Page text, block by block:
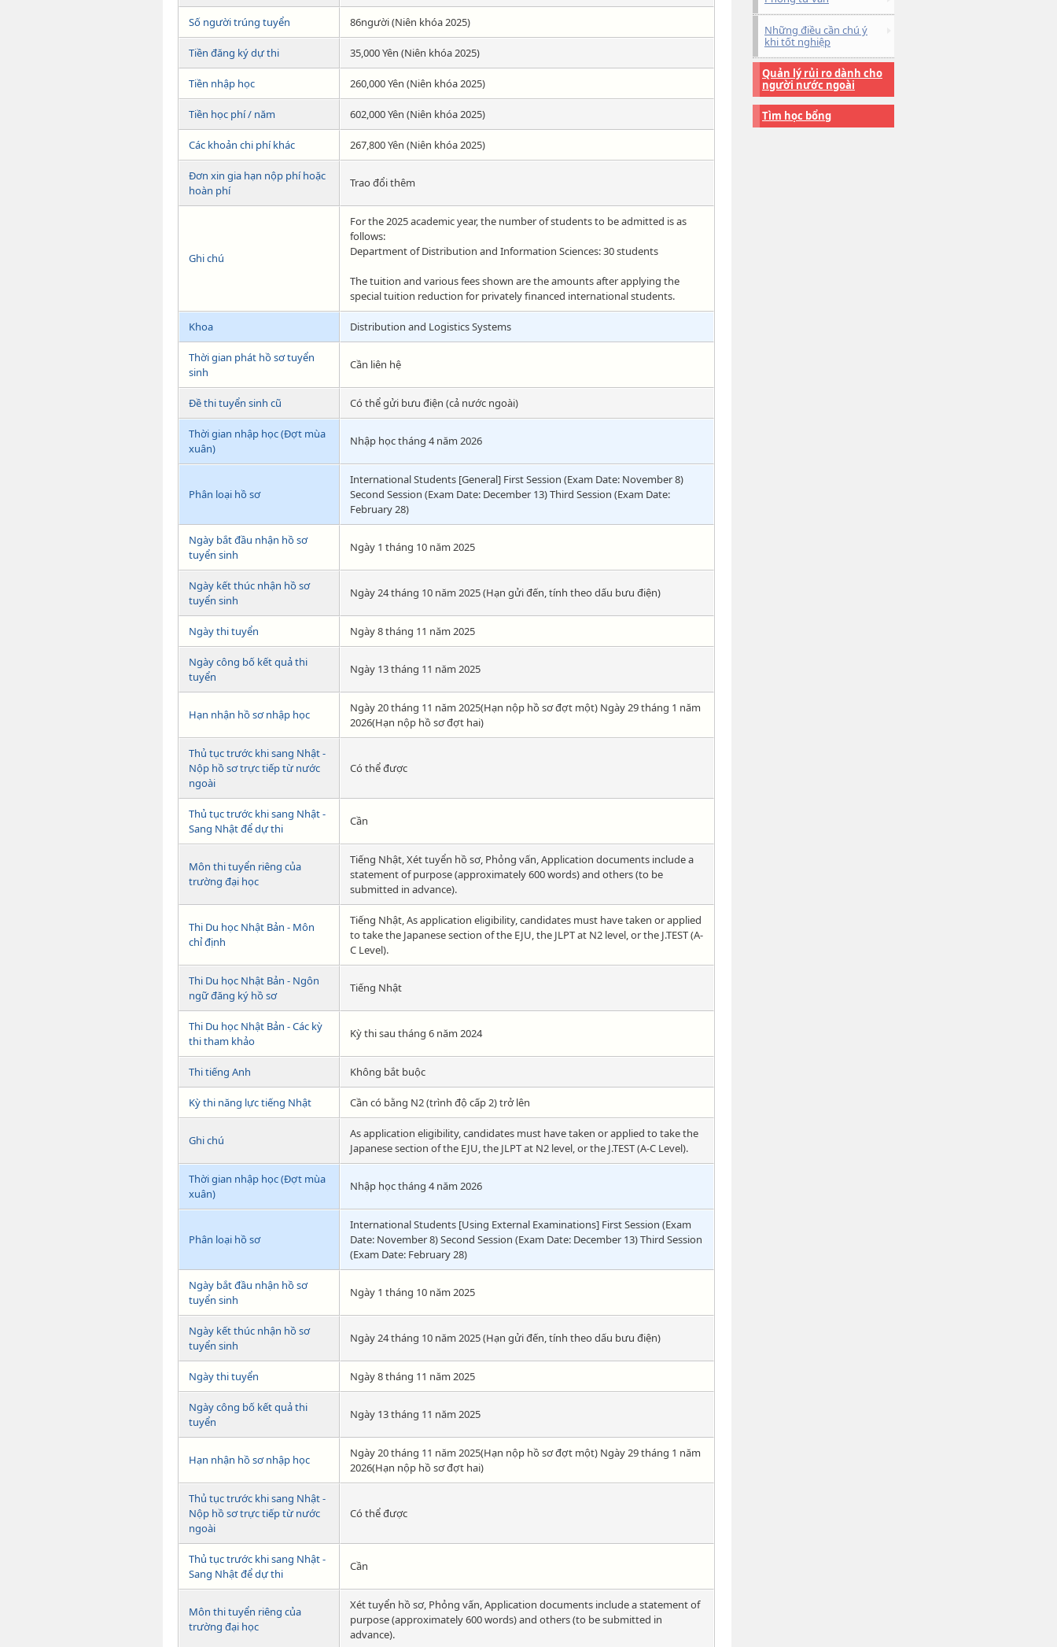
Số người trúng tuyển 86người (Niên khóa 2025)
Tiền đăng ký dự thi 35,000 Yên (Niên khóa 2025)
Tiền nhập học 260,000 Yên (Niên khóa 2025)
Tiền học phí / năm 602,000 Yên (Niên khóa 2025)
Các khoản chi phí khác 267,800 Yên (Niên khóa 2025)
Đơn xin gia hạn nộp phí hoặc
hoàn phí
Trao đổi thêm
Ghi chú
For the 2025 academic year, the number of students to be admitted is as
follows:
Department of Distribution and Information Sciences: 30 students
The tuition and various fees shown are the amounts after applying the
special tuition reduction for privately financed international students.
Khoa Distribution and Logistics Systems
Thời gian phát hồ sơ tuyển
sinh
Cần liên hệ
Đề thi tuyển sinh cũ Có thể gửi bưu điện (cả nước ngoài)
Thời gian nhập học (Đợt mùa
xuân)
Nhập học tháng 4 năm 2026
Phân loại hồ sơ
International Students [General] First Session (Exam Date: November 8)
Second Session (Exam Date: December 13) Third Session (Exam Date:
February 28)
Ngày bắt đầu nhận hồ sơ
tuyển sinh
Ngày 1 tháng 10 năm 2025
Ngày kết thúc nhận hồ sơ
tuyển sinh
Ngày 24 tháng 10 năm 2025 (Hạn gửi đến, tính theo dấu bưu điện)
Ngày thi tuyển Ngày 8 tháng 11 năm 2025
Ngày công bố kết quả thi
tuyển
Ngày 13 tháng 11 năm 2025
Hạn nhận hồ sơ nhập học
Ngày 20 tháng 11 năm 2025(Hạn nộp hồ sơ đợt một) Ngày 29 tháng 1 năm
2026(Hạn nộp hồ sơ đợt hai)
Thủ tục trước khi sang Nhật -
Nộp hồ sơ trực tiếp từ nước
ngoài
Có thể được
Thủ tục trước khi sang Nhật -
Sang Nhật để dự thi
Cần
Môn thi tuyển riêng của
trường đại học
Tiếng Nhật, Xét tuyển hồ sơ, Phỏng vấn, Application documents include a
statement of purpose (approximately 600 words) and others (to be
submitted in advance).
Thi Du học Nhật Bản - Môn
chỉ định
Tiếng Nhật, As application eligibility, candidates must have taken or applied
to take the Japanese section of the EJU, the JLPT at N2 level, or the J.TEST (A-
C Level).
Thi Du học Nhật Bản - Ngôn
ngữ đăng ký hồ sơ
Tiếng Nhật
Thi Du học Nhật Bản - Các kỳ
thi tham khảo
Kỳ thi sau tháng 6 năm 2024
Thi tiếng Anh Không bắt buộc
Kỳ thi năng lực tiếng Nhật Cần có bằng N2 (trình độ cấp 2) trở lên
Ghi chú
As application eligibility, candidates must have taken or applied to take the
Japanese section of the EJU, the JLPT at N2 level, or the J.TEST (A-C Level).
Thời gian nhập học (Đợt mùa
xuân)
Nhập học tháng 4 năm 2026
Phân loại hồ sơ
International Students [Using External Examinations] First Session (Exam
Date: November 8) Second Session (Exam Date: December 13) Third Session
(Exam Date: February 28)
Ngày bắt đầu nhận hồ sơ
tuyển sinh
Ngày 1 tháng 10 năm 2025
Ngày kết thúc nhận hồ sơ
tuyển sinh
Ngày 24 tháng 10 năm 2025 (Hạn gửi đến, tính theo dấu bưu điện)
Ngày thi tuyển Ngày 8 tháng 11 năm 2025
Ngày công bố kết quả thi
tuyển
Ngày 13 tháng 11 năm 2025
Hạn nhận hồ sơ nhập học
Ngày 20 tháng 11 năm 2025(Hạn nộp hồ sơ đợt một) Ngày 29 tháng 1 năm
2026(Hạn nộp hồ sơ đợt hai)
Thủ tục trước khi sang Nhật -
Nộp hồ sơ trực tiếp từ nước
ngoài
Có thể được
Thủ tục trước khi sang Nhật -
Sang Nhật để dự thi
Cần
Môn thi tuyển riêng của
trường đại học
Xét tuyển hồ sơ, Phỏng vấn, Application documents include a statement of
purpose (approximately 600 words) and others (to be submitted in
advance).
Những điều cần chú ý
khi tốt nghiệp
Quản lý rủi ro dành cho
người nước ngoài
Tìm học bổng